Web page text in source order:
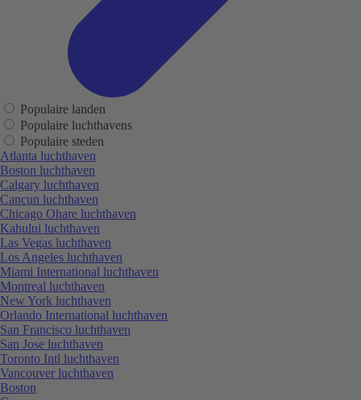
Populaire landen
Populaire luchthavens
Populaire steden
Atlanta luchthaven
Boston luchthaven
Calgary luchthaven
Cancun luchthaven
Chicago Ohare luchthaven
Kahului luchthaven
Las Vegas luchthaven
Los Angeles luchthaven
Miami International luchthaven
Montreal luchthaven
New York luchthaven
Orlando International luchthaven
San Francisco luchthaven
San Jose luchthaven
Toronto Intl luchthaven
Vancouver luchthaven
Boston